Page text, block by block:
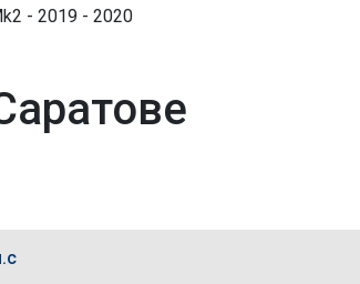
- 2019 - 2020